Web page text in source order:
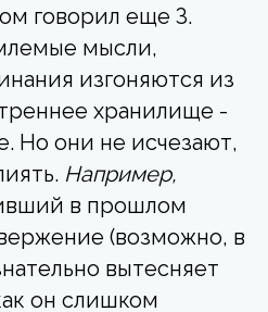
говорил еще З.
мысли,
изгоняются из
хранилище -
Но они не исчезают,
Например,
в прошлом
(возможно, в
вытесняет
он слишком